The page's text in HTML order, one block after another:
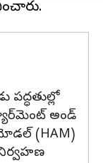
అండ్
మోడల్ (HAM)
నిర్వహణ